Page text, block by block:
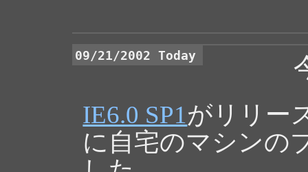
09/21/2002 Today
IE6.0 SP1がリリー
に自宅のマシンの